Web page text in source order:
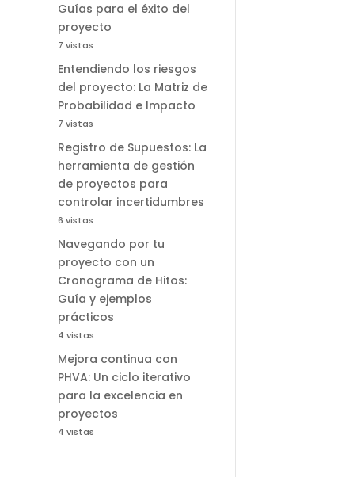
Guías para el éxito del
proyecto
7 vistas
Entendiendo los riesgos
del proyecto: La Matriz de
Probabilidad e Impacto
7 vistas
Registro de Supuestos: La
herramienta de gestión
de proyectos para
controlar incertidumbres
6 vistas
Navegando por tu
proyecto con un
Cronograma de Hitos:
Guía y ejemplos
prácticos
4 vistas
Mejora continua con
PHVA: Un ciclo iterativo
para la excelencia en
proyectos
4 vistas